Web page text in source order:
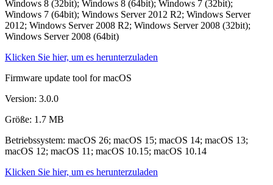
Windows 8 (32bit); Windows 8 (64bit); Windows 7 (32bit);
Windows 7 (64bit); Windows Server 2012 R2; Windows Server
2012; Windows Server 2008 R2; Windows Server 2008 (32bit);
Windows Server 2008 (64bit)
Klicken Sie hier, um es herunterzuladen
Firmware update tool for macOS
Version: 3.0.0
Größe: 1.7 MB
Betriebssystem: macOS 26; macOS 15; macOS 14; macOS 13;
macOS 12; macOS 11; macOS 10.15; macOS 10.14
Klicken Sie hier, um es herunterzuladen